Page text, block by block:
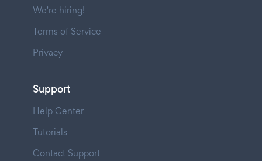
We're hiring!
Terms of Service
Privacy
Support
Help Center
Tutorials
Contact Support